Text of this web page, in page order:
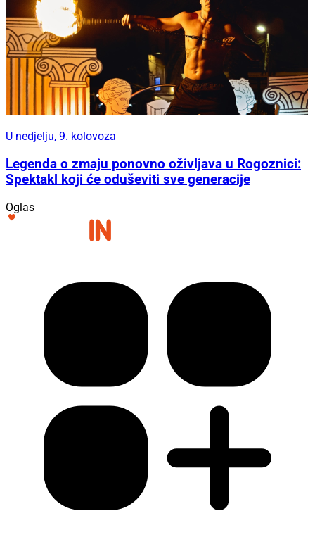
U nedjelju, 9. kolovoza
Legenda o zmaju ponovno oživljava u Rogoznici:
Spektakl koji će oduševiti sve generacije
Oglas